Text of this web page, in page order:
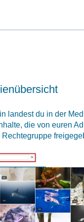
landest du in der
die von euren